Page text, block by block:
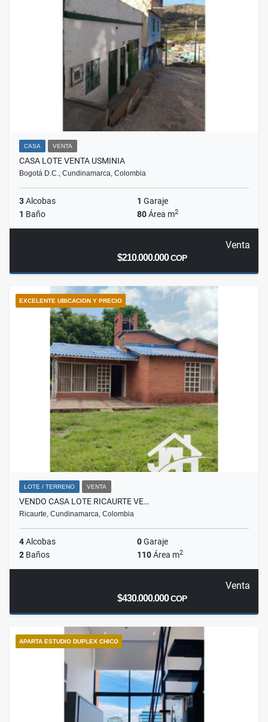
CASA VENTA
CASA LOTE VENTA USMINIA
Bogotá D.C., Cundinamarca, Colombia
3Alcobas 1 Garaje
1 Baño 80Área m2
Venta
$210.000.000COP
EXCELENTE UBICACION Y PRECIO
LOTE / TERRENO VENTA
VENDO CASA LOTE RICAURTE VE…
Ricaurte, Cundinamarca, Colombia
4Alcobas 0Garaje
2 Baños 110Área m2
Venta
$430.000.000COP
APARTA ESTUDIO DUPLEX CHICO